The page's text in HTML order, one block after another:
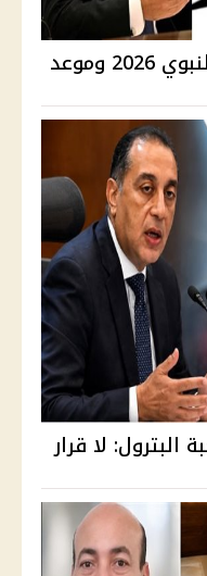
موقف ترحيل إجازة المولد النبوي 2026 وموعد
البترول: لا قرار